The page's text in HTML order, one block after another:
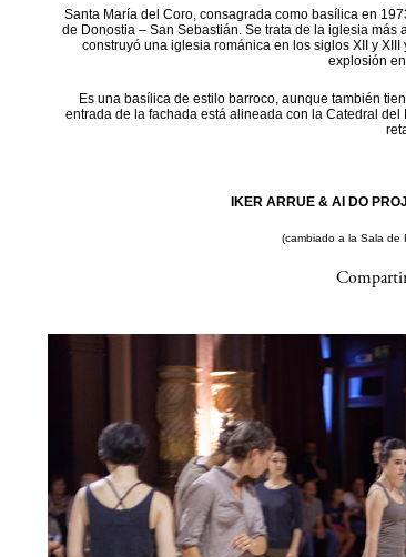
Santa María del Coro, consagrada como basílica en
de Donostia – San Sebastián. Se trata de la iglesia
construyó una iglesia románica en los siglos XII y
explosión
Es una basílica de estilo barroco, aunque también
entrada de la fachada está alineada con la Catedral
IKER ARRUE & AI DO
(cambiado a la Sala de